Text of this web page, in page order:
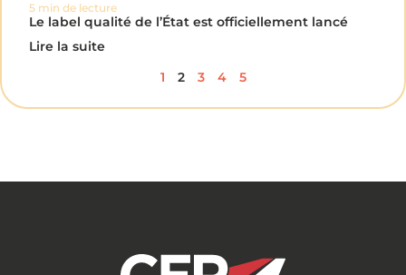
5 min de lecture
Le label qualité de l’État est officiellement lancé
Lire la suite
1
2 3 4 5